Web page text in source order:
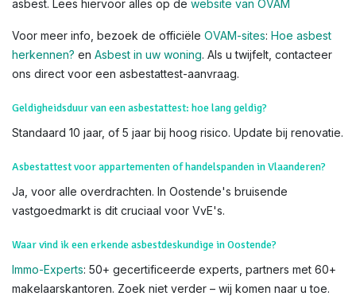
asbest. Lees hiervoor alles op de website van OVAM
Voor meer info, bezoek de officiële OVAM-sites: Hoe asbest
herkennen? en Asbest in uw woning. Als u twijfelt, contacteer
ons direct voor een asbestattest-aanvraag.
Geldigheidsduur van een asbestattest: hoe lang geldig?
Standaard 10 jaar, of 5 jaar bij hoog risico. Update bij renovatie.
Asbestattest voor appartementen of handelspanden in Vlaanderen?
Ja, voor alle overdrachten. In Oostende's bruisende
vastgoedmarkt is dit cruciaal voor VvE's.
Waar vind ik een erkende asbestdeskundige in Oostende?
Immo-Experts: 50+ gecertificeerde experts, partners met 60+
makelaarskantoren. Zoek niet verder – wij komen naar u toe.